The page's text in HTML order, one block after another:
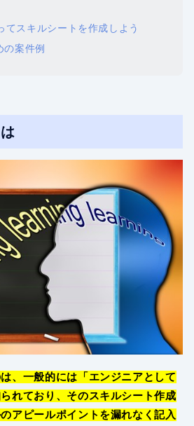
てスキルシートを作成しよう
案件例
、一般的には「エンジニアとして
れており、そのスキルシート作成
アピールポイントを漏れなく記入